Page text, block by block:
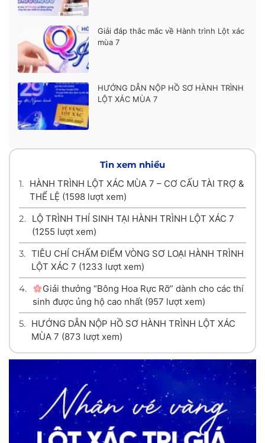
Giải đáp thắc mắc về Hành trình Lột xác
mùa 7
HƯỚNG DẪN NỘP HỒ SƠ HÀNH TRÌNH
LỘT XÁC MÙA 7
Tin xem nhiều
1. HÀNH TRÌNH LỘT XÁC MÙA 7 – CƠ CẤU TÀI TRỢ &
THỂ LỆ (1598 lượt xem)
2.
LỘ TRÌNH THÍ SINH TẠI HÀNH TRÌNH LỘT XÁC 7
(1255 lượt xem)
3. TIÊU CHÍ CHẤM ĐIỂM VÒNG SƠ LOẠI HÀNH TRÌNH
LỘT XÁC 7 (1233 lượt xem)
4.
Giải thưởng “Bông Hoa Rực Rỡ” dành cho các thí
sinh được ủng hộ cao nhất (957 lượt xem)
5. HƯỚNG DẪN NỘP HỒ SƠ HÀNH TRÌNH LỘT XÁC
MÙA 7 (873 lượt xem)